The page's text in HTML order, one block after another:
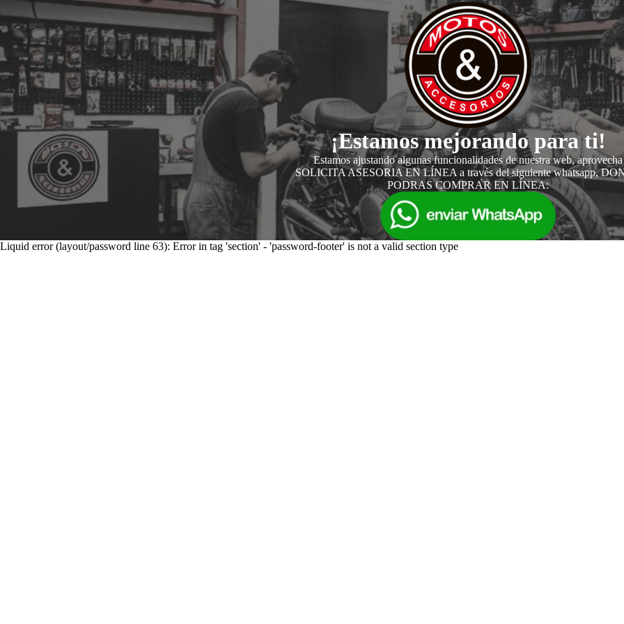
¡Estamos mejorando para ti!
Estamos ajustando algunas funcionalidades de nuestra web, aprovecha
SOLICITA ASESORIA EN LÍNEA a través del siguiente whatsapp,
PODRAS COMPRAR EN LÍNEA:
Liquid error (layout/password line 63): Error in tag 'section' - 'password-footer' is not a valid section type